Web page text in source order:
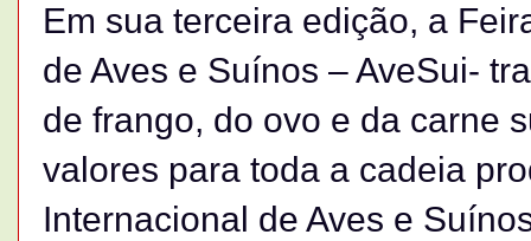
Em sua terceira edição, a
de Aves e Suínos – AveSui-
de frango, do ovo e da carne
valores para toda a cadeia
Internacional de Aves e